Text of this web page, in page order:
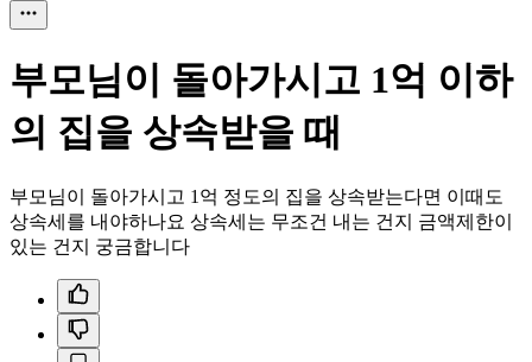
부모님이 돌아가시고 1억 이하
의 집을 상속받을 때
부모님이 돌아가시고 1억 정도의 집을 상속받는다면 이때도
상속세를 내야하나요 상속세는 무조건 내는 건지 금액제한이
있는 건지 궁금합니다